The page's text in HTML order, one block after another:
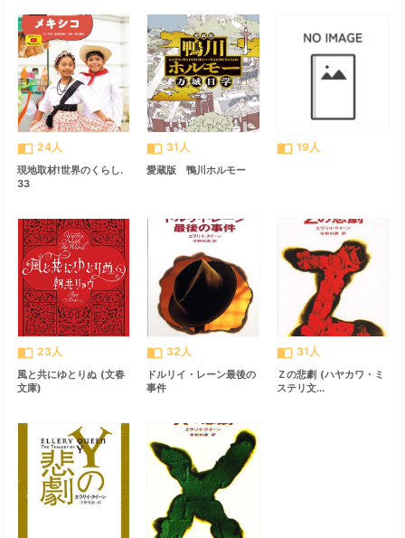
import_contacts 24人
現地取材!世界のくらし.
33
import_contacts 31人
愛蔵版 鴨川ホルモー
import_contacts 19人
import_contacts 23人
風と共にゆとりぬ (文春
文庫)
import_contacts 32人
ドルリイ・レーン最後の
事件
import_contacts 31人
Ｚの悲劇 (ハヤカワ・ミ
ステリ文...